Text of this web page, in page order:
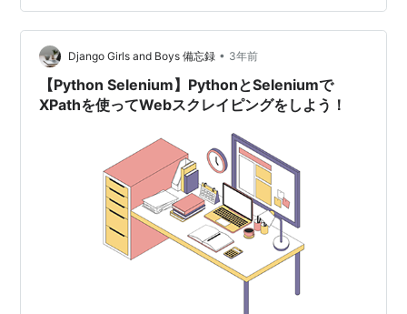
内の目的のデータをピンポイントで取得するために広く
利用されています。 XML文書内でのデータの検索 XML文
書内でのデータの検索では、XPathを使用して目的のノー
ドや属性を指定します。 たとえば、以下…
Django Girls and Boys 備忘録 • 3年前
【Python Selenium】PythonとSeleniumで
XPathを使ってWebスクレイピングをしよう！